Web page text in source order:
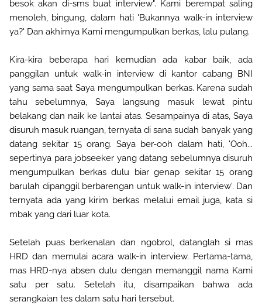
besok akan di-sms buat interview". Kami berempat saling
menoleh, bingung, dalam hati 'Bukannya walk-in interview
ya?' Dan akhirnya Kami mengumpulkan berkas, lalu pulang.
Kira-kira beberapa hari kemudian ada kabar baik, ada
panggilan untuk walk-in interview di kantor cabang BNI
yang sama saat Saya mengumpulkan berkas. Karena sudah
tahu sebelumnya, Saya langsung masuk lewat pintu
belakang dan naik ke lantai atas. Sesampainya di atas, Saya
disuruh masuk ruangan, ternyata di sana sudah banyak yang
datang sekitar 15 orang. Saya ber-ooh dalam hati, 'Ooh...
sepertinya para jobseeker yang datang sebelumnya disuruh
mengumpulkan berkas dulu biar genap sekitar 15 orang
barulah dipanggil berbarengan untuk walk-in interview'. Dan
ternyata ada yang kirim berkas melalui email juga, kata si
mbak yang dari luar kota.
Setelah puas berkenalan dan ngobrol, datanglah si mas
HRD dan memulai acara walk-in interview. Pertama-tama,
mas HRD-nya absen dulu dengan memanggil nama Kami
satu per satu. Setelah itu, disampaikan bahwa ada
serangkaian tes dalam satu hari tersebut.